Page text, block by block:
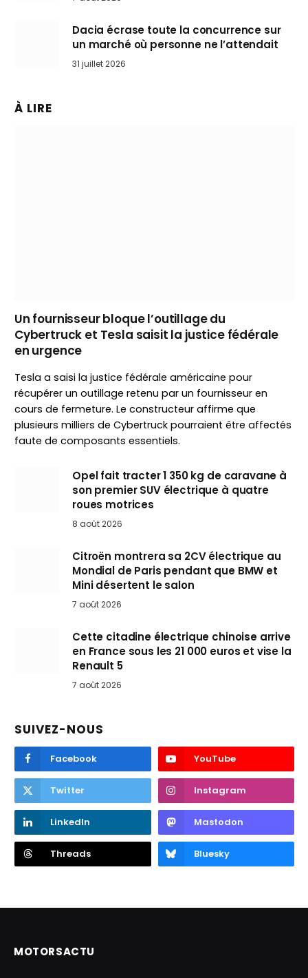
Dacia écrase toute la concurrence sur
un marché où personne ne l’attendait
31 juillet 2026
À LIRE
Un fournisseur bloque l’outillage du
Cybertruck et Tesla saisit la justice fédérale
en urgence
Tesla a saisi la justice fédérale américaine pour
récupérer un outillage retenu par un fournisseur en
cours de fermeture. Le constructeur affirme que
plusieurs milliers de Cybertruck pourraient être affectés
faute de composants essentiels.
Opel fait tracter 1 350 kg de caravane à
son premier SUV électrique à quatre
roues motrices
8 août 2026
Citroën montrera sa 2CV électrique au
Mondial de Paris pendant que BMW et
Mini désertent le salon
7 août 2026
Cette citadine électrique chinoise arrive
en France sous les 21 000 euros et vise la
Renault 5
7 août 2026
SUIVEZ-NOUS
Facebook YouTube
Twitter Instagram
LinkedIn Mastodon
Threads Bluesky
MOTORSACTU